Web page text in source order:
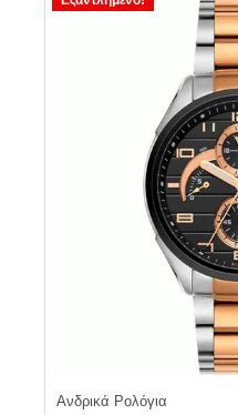
Ανδρικά Ρολόγια